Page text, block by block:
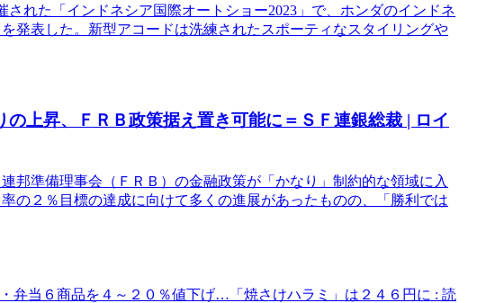
された「インドネシア国際オートショー2023」で、ホンダのインドネ
発表した。新型アコードは洗練されたスポーティなスタイリングや
の上昇、ＦＲＢ政策据え置き可能に＝ＳＦ連銀総裁 | ロイ
邦準備理事会（ＦＲＢ）の金融政策が「かなり」制約的な領域に入
の２％目標の達成に向けて多くの進展があったものの、「勝利では
弁当６商品を４～２０％値下げ…「焼さけハラミ」は２４６円に : 読